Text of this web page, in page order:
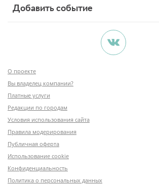
Добавить событие
О проекте
Вы владелец компании?
Платные услуги
Редакции по городам
Условия использования сайта
Правила модерирования
Публичная оферта
Использование cookie
Конфиденциальность
Политика о персональных данных